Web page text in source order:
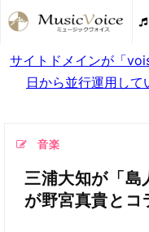
サイトドメインが「
日から並行運用して
音楽
三浦大知が「島
が野宮真貴とコ